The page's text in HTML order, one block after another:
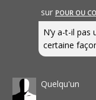
sur POUR OU
N’y a-t-il pas
certaine
Quelqu'un